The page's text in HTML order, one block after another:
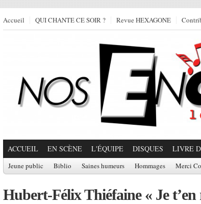
Accueil QUI CHANTE CE SOIR ? Revue HEXAGONE
ACCUEIL EN SCÈNE L'ÉQUIPE DISQUES LIVRE
Jeune public Biblio Saines humeurs Hommages Merci
Hubert-Félix Thiéfaine « Je t’en